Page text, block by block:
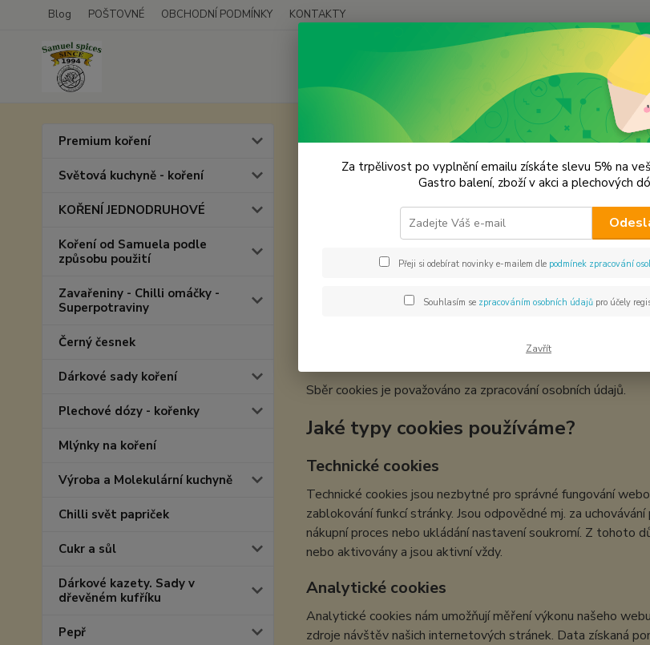
Blog POŠTOVNÉ OBCHODNÍ PODMÍNKY KONTAKTY
Premium koření
Světová kuchyně - koření
KOŘENÍ JEDNODRUHOVÉ
Koření od Samuela podle
způsobu použití
Zavařeniny - Chilli omáčky -
Superpotraviny
Černý česnek
Dárkové sady koření
Plechové dózy - kořenky
Mlýnky na koření
Výroba a Molekulární kuchyně
Chilli svět papriček
Cukr a sůl
Dárkové kazety. Sady v
dřevěném kufříku
Pepř
Práce s cookies
Práce s cookies
Provozovatel webové stránky ………..
vedeném Krajským soudem v
stránce se soubory cookies.
Co jsou to cookies?
Cookies jsou krátké textové soubory, které webová
prohlížeč pokaždé, když se uživatel na stránku vrátí.
zobrazit určitý obsah šitý právě Vám na míru, analyzovat
Sběr cookies je považováno za zpracování osobních údajů.
Jaké typy cookies používáme?
Technické cookies
Technické cookies jsou nezbytné pro správné fungování
zablokování funkcí stránky. Jsou odpovědné mj. za
nákupní proces nebo ukládání nastavení soukromí. Z tohoto
nebo aktivovány a jsou aktivní vždy.
Analytické cookies
Analytické cookies nám umožňují měření výkonu našeho
zdroje návštěv našich internetových stránek. Data získaná
Za trpělivost po vyplnění emailu získáte slevu 5% na
Gastro balení, zboží v akci a plechových
Přeji si odebírat novinky e-mailem dle podmínek zpracování
Souhlasím se zpracováním osobních údajůpro účely
Zavřít